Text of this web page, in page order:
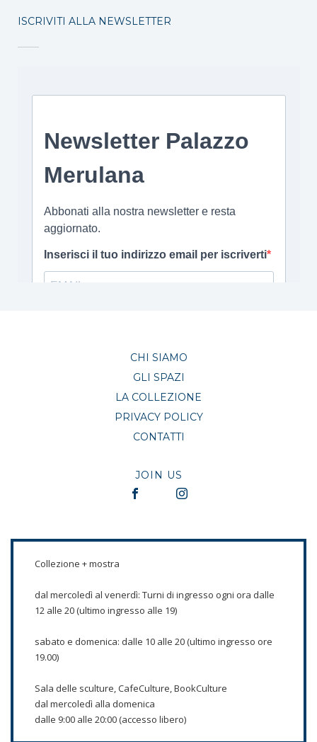
ISCRIVITI ALLA NEWSLETTER
CHI SIAMO
GLI SPAZI
LA COLLEZIONE
PRIVACY POLICY
CONTATTI
JOIN US
Collezione + mostra
dal mercoledì al venerdì: Turni di ingresso ogni ora dalle
12 alle 20 (ultimo ingresso alle 19)
sabato e domenica: dalle 10 alle 20 (ultimo ingresso ore
19.00)
Sala delle sculture, CafeCulture, BookCulture
dal mercoledì alla domenica
dalle 9:00 alle 20:00 (accesso libero)